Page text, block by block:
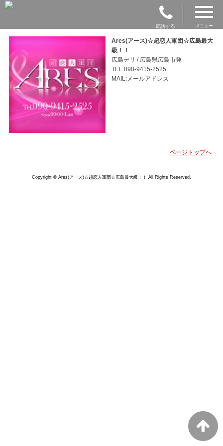
電話する メニュー
Ares(アース)☆超恋人軍団☆広島最大
級！！
広島デリ / 広島県広島市発
TEL:090-9415-2525
MAIL:メールアドレス
ページトップへ
Copyright © Ares(アース)☆超恋人軍団☆広島最大級！！ All Rights Reserved.